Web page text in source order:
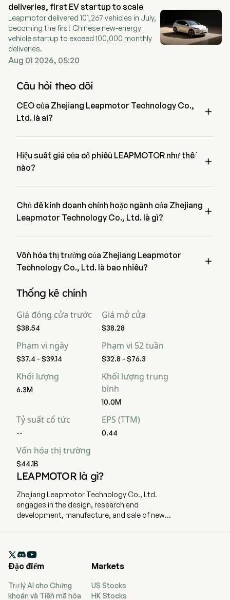
and vehicle Internet solutions based on cloud computing. The
firm's main products include the smart battery electric vehicle
T03, smart electric sport utility vehicle (SUV) C11, deluxe smart
electric sedan C01 and others. The firm mainly operates its
businesses in the domestic and overseas markets.
deliveries, first EV startup to scale
Leapmotor delivered 101,267 vehicles in July,
becoming the first Chinese new-energy
vehicle startup to exceed 100,000 monthly
deliveries.
Aug 01 2026, 05:20
Câu hỏi theo dõi
CEO của Zhejiang Leapmotor Technology Co.,
Ltd. là ai?

từ 2021.
Hiệu suất giá của cổ phiếu LEAPMOTOR như thế
nào?

Chủ đề kinh doanh chính hoặc ngành của Zhejiang
Leapmotor Technology Co., Ltd. là gì?

Vốn hóa thị trường của Zhejiang Leapmotor
Technology Co., Ltd. là bao nhiêu?

Technology Co., Ltd. là $44.1B
Thống kê chính
Giá đóng cửa trước
$38.54
Giá mở cửa
$38.28
Phạm vi ngày
$37.4 - $39.14
Phạm vi 52 tuần
$32.8 - $76.3
Khối lượng
6.3M
Khối lượng trung
bình
10.0M
Tỷ suất cổ tức
--
EPS (TTM)
0.44
Vốn hóa thị trường
$44.1B
LEAPMOTOR là gì?
Zhejiang Leapmotor Technology Co., Ltd.
engages in the design, research and
development, manufacture, and sale of new
IPO on 2022-09-29. The Company’s business
scope covering intelligent electric vehicle
manufacturing, intelligent driving, electric drive
assembly, battery system development, and

Đặc điểm
Trợ lý AI cho Chứng
khoán và Tiền mã hóa
Markets
US Stocks
HK Stocks